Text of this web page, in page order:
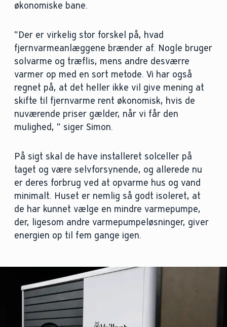
økonomiske bane.
”Der er virkelig stor forskel på, hvad
fjernvarmeanlæggene brænder af. Nogle bruger
solvarme og træflis, mens andre desværre
varmer op med en sort metode. Vi har også
regnet på, at det heller ikke vil give mening at
skifte til fjernvarme rent økonomisk, hvis de
nuværende priser gælder, når vi får den
mulighed, ” siger Simon.
På sigt skal de have installeret solceller på
taget og være selvforsynende, og allerede nu
er deres forbrug ved at opvarme hus og vand
minimalt. Huset er nemlig så godt isoleret, at
de har kunnet vælge en mindre varmepumpe,
der, ligesom andre varmepumpeløsninger, giver
energien op til fem gange igen.